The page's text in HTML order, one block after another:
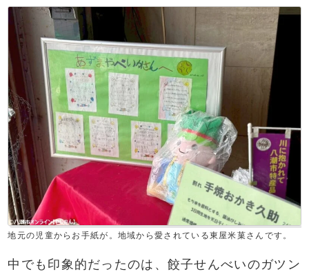
地元の児童からお手紙が。地域から愛されている東屋米菓さんです。
中でも印象的だったのは、餃子せんべいのガツン